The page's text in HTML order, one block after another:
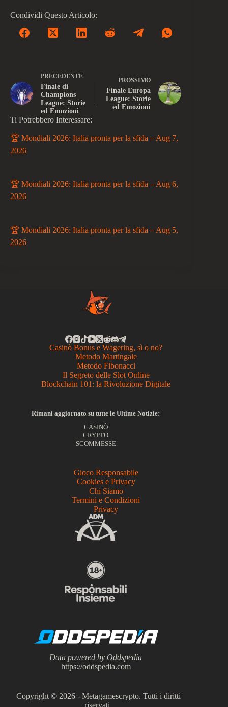
Condividi Questo Articolo:
PRECEDENTE
Finale di
Champions
League: Storie
ed Emozioni
PROSSIMO
Finale Europa
League: Storie
ed Emozioni
Ti Potrebbero Interessare:
🏆 Mondiali 2026: Italia pronta per la sfida – Aug 7,
2026
🏆 Mondiali 2026: Italia pronta per la sfida – Aug 6,
2026
🏆 Mondiali 2026: Italia pronta per la sfida – Aug 5,
2026
Casinò Bonus e Wagering, sì o no?
Metodo Martingale
Metodo Fibonacci
Il Segreto delle Slot Online
Blockchain 101: la Rivoluzione Digitale
Rimani aggiornato su tutte le Ultime Notizie:
CASINÒ
CRYPTO
SCOMMESSE
Gioco Responsabile
Cookies e Privacy
Chi Siamo
Termini e Condizioni
Privacy
Data powered by Oddspedia
https://oddspedia.com
Copyright © 2026 - Metagamescrypto. Tutti i diritti
riservati.